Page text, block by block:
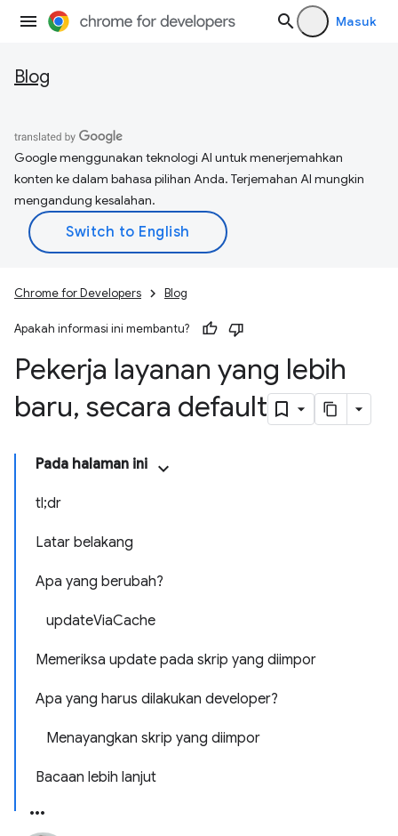
Masuk
Blog
Google menggunakan teknologi AI untuk menerjemahkan
konten ke dalam bahasa pilihan Anda. Terjemahan AI mungkin
mengandung kesalahan.
Chrome for Developers Blog
Apakah informasi ini membantu?
Pekerja layanan yang lebih
baru, secara default
Pada halaman ini
tl;dr
Latar belakang
Apa yang berubah?
updateViaCache
Memeriksa update pada skrip yang diimpor
Apa yang harus dilakukan developer?
Menayangkan skrip yang diimpor
Bacaan lebih lanjut